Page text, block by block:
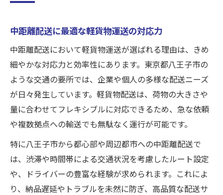
中距離配送に最適な軽貨物運送の対応力
中距離配送において軽貨物運送が選ばれる理由は、きめ
細やかな対応力と効率性にあります。東京都八王子市の
ような交通の要所では、企業や個人の多様な配送ニーズ
が日々発生しています。軽貨物配送は、荷物の大きさや
量に合わせてフレキシブルに対応できるため、急な依頼
や複数拠点への輸送でも無駄なく運行が可能です。
特に八王子市から都心部や周辺都市への中距離配送で
は、渋滞や時間帯による交通状況を考慮したルート設定
や、ドライバーの豊富な経験が求められます。これによ
り、納品遅延やトラブルを未然に防ぎ、高品質な配送サ